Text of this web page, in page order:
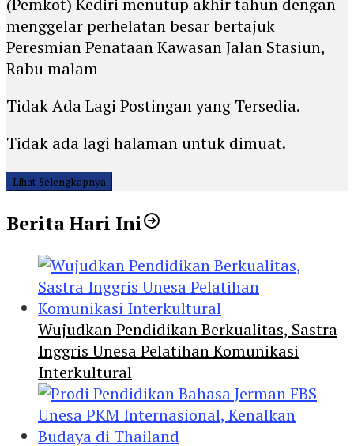
(Pemkot) Kediri menutup akhir tahun dengan
menggelar perhelatan besar bertajuk
Peresmian Penataan Kawasan Jalan Stasiun,
Rabu malam
Tidak Ada Lagi Postingan yang Tersedia.
Tidak ada lagi halaman untuk dimuat.
Lihat Selengkapnya
Berita Hari Ini
Wujudkan Pendidikan Berkualitas, Sastra
Inggris Unesa Pelatihan Komunikasi
Interkultural